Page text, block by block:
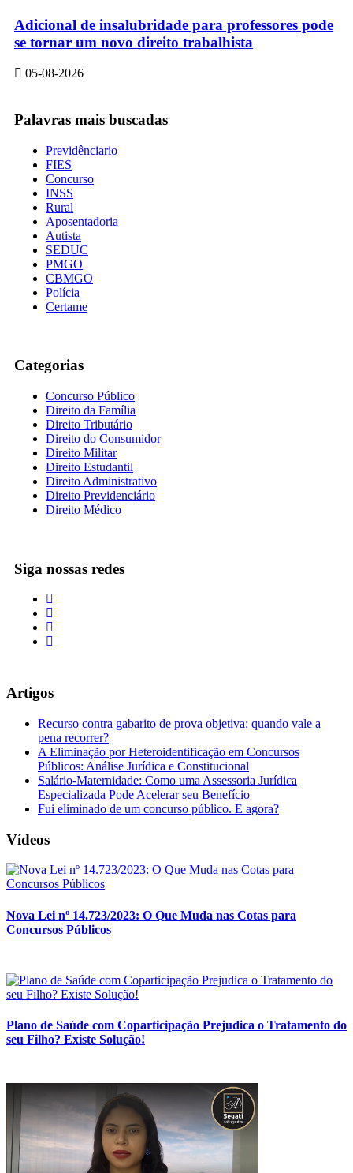
Adicional de insalubridade para professores pode
se tornar um novo direito trabalhista
05-08-2026
Palavras mais buscadas
Previdênciario
FIES
Concurso
INSS
Rural
Aposentadoria
Autista
SEDUC
PMGO
CBMGO
Polícia
Certame
Categorias
Concurso Público
Direito da Família
Direito Tributário
Direito do Consumidor
Direito Militar
Direito Estudantil
Direito Administrativo
Direito Previdenciário
Direito Médico
Siga nossas redes
Artigos
Recurso contra gabarito de prova objetiva: quando vale a
pena recorrer?
A Eliminação por Heteroidentificação em Concursos
Públicos: Análise Jurídica e Constitucional
Salário-Maternidade: Como uma Assessoria Jurídica
Especializada Pode Acelerar seu Benefício
Fui eliminado de um concurso público. E agora?
Vídeos
Nova Lei nº 14.723/2023: O Que Muda nas Cotas para
Concursos Públicos
Plano de Saúde com Coparticipação Prejudica o Tratamento do
seu Filho? Existe Solução!